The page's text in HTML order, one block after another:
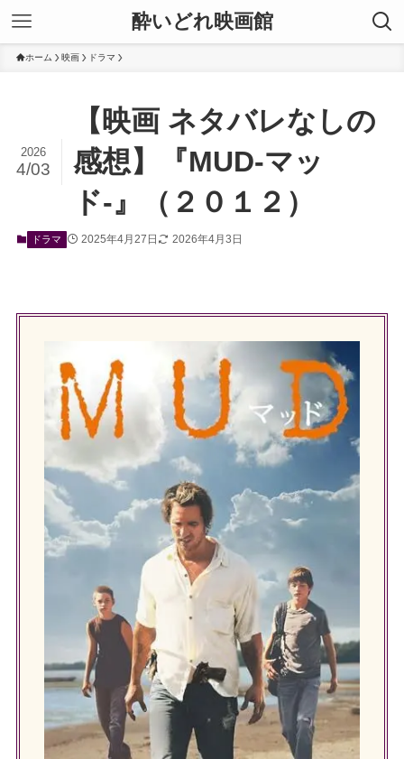
酔いどれ映画館
ホーム 映画 ドラマ
【映画 ネタバレなしの
感想】『MUD-マッ
ド-』（２０１２）
2026
4/03
ドラマ 2025年4月27日 2026年4月3日